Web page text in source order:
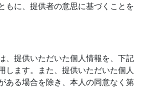
もに、提供者の意思に基づくことを
、提供いただいた個人情報を、下記
します。また、提供いただいた個人
ある場合を除き、本人の同意なく第